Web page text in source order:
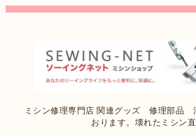
ミシン修理専門店 関連グッズ 修理部品
おります。壊れたミシン